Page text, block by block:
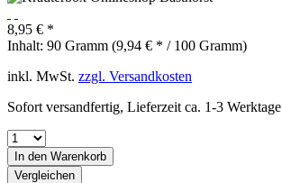
8,95 € *
Inhalt: 90 Gramm (9,94 € * / 100 Gramm)
inkl. MwSt. zzgl. Versandkosten
Sofort versandfertig, Lieferzeit ca. 1-3 Werktage
In den Warenkorb
Vergleichen